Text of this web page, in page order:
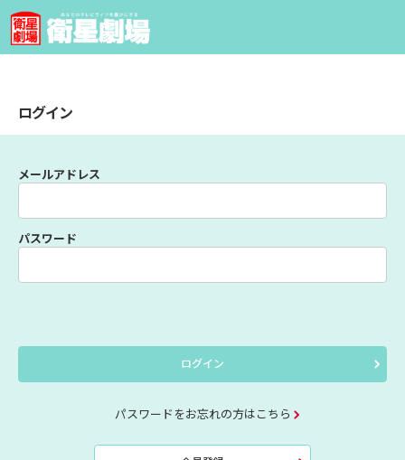
ログイン
メールアドレス
パスワード
ログイン
パスワードをお忘れの方はこちら